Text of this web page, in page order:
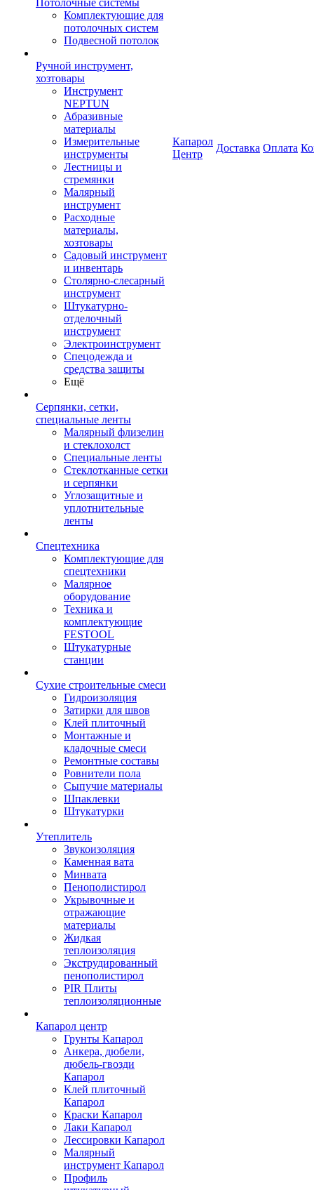
Потолочные системы
Комплектующие для
потолочных систем
Подвесной потолок
Ручной инструмент,
хозтовары
Инструмент
NEPTUN
Абразивные
материалы
Измерительные
инструменты
Лестницы и
стремянки
Малярный
инструмент
Расходные
материалы,
хозтовары
Садовый инструмент
и инвентарь
Столярно-слесарный
инструмент
Штукатурно-
отделочный
инструмент
Электроинструмент
Спецодежда и
средства защиты
Ещё
Серпянки, сетки,
специальные ленты
Малярный флизелин
и стеклохолст
Специальные ленты
Стеклотканные сетки
и серпянки
Углозащитные и
уплотнительные
ленты
Спецтехника
Комплектующие для
спецтехники
Малярное
оборудование
Техника и
комплектующие
FESTOOL
Штукатурные
станции
Сухие строительные смеси
Гидроизоляция
Затирки для швов
Клей плиточный
Монтажные и
кладочные смеси
Ремонтные составы
Ровнители пола
Сыпучие материалы
Шпаклевки
Штукатурки
Утеплитель
Звукоизоляция
Каменная вата
Минвата
Пенополистирол
Укрывочные и
отражающие
материалы
Жидкая
теплоизоляция
Экструдированный
пенополистирол
PIR Плиты
теплоизоляционные
Капарол центр
Грунты Капарол
Анкера, дюбели,
дюбель-гвозди
Капарол
Клей плиточный
Капарол
Краски Капарол
Лаки Капарол
Лессировки Капарол
Малярный
инструмент Капарол
Профиль
Капарол
Центр
Доставка Оплата